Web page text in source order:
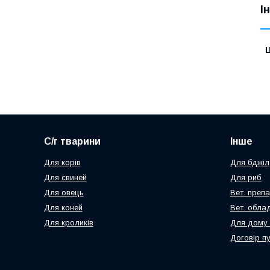
С/г тварини
Для корів
Для свиней
Для овець
Для коней
Для кроликів
Інше
Для бджіл
Для риб
Вет.
Вет.
Для дому
Договір